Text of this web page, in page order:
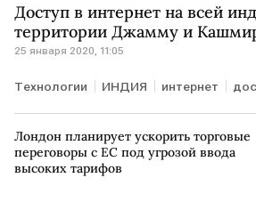
Доступ в интернет на всей
территории Джамму и
25 января 2020, 11:05
Технологии ИНДИЯ интернет
Лондон планирует ускорить торговые
переговоры с ЕС под угрозой ввода
высоких тарифов